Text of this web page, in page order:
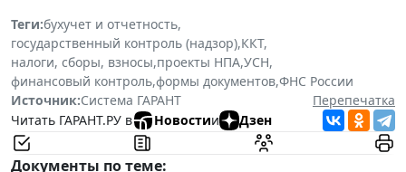
Теги:бухучет и отчетность,
государственный контроль (надзор),ККТ,
налоги, сборы, взносы,проекты НПА,УСН,
финансовый контроль,формы документов,ФНС России
Источник:Система ГАРАНТ
Перепечатка
Читать ГАРАНТ.РУ в
Новостии Дзен
Документы по теме: